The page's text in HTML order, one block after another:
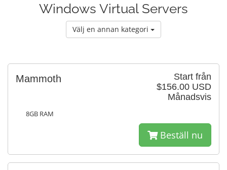
Windows Virtual Servers
Välj en annan kategori
Start från
$156.00 USD
Månadsvis
Mammoth
8GB RAM
Beställ nu